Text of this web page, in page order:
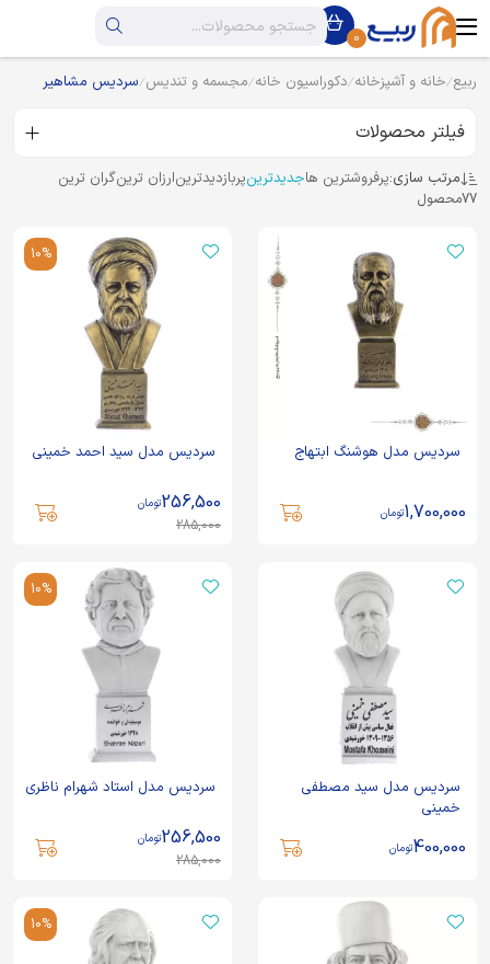
0
ربیع خانه و آشپزخانه دکوراسیون خانه مجسمه و تندیس سردیس مشاهیر
فیلتر محصولات
مرتب سازی:پرفروشترین هاجدیدترینپربازدیدترینارزان ترینگران ترین
77محصول
سردیس مدل هوشنگ ابتهاج
1,700,000تومان
10%
سردیس مدل سید احمد خمینی
285,000
256,500تومان
سردیس مدل سید مصطفی
خمینی
400,000تومان
10%
سردیس مدل استاد شهرام ناظری
285,000
256,500تومان
10%